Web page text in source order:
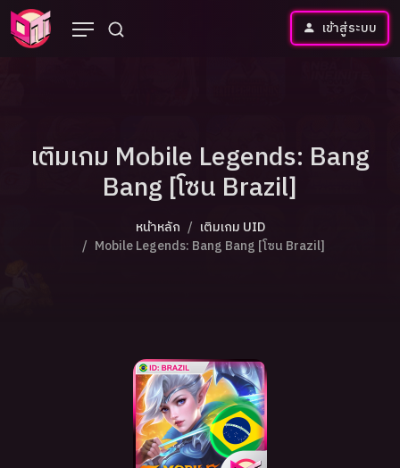
เข้าสู่ระบบ
เติมเกม Mobile Legends: Bang
Bang [โซน Brazil]
หน้าหลัก
เติมเกม UID
Mobile Legends: Bang Bang [โซน Brazil]